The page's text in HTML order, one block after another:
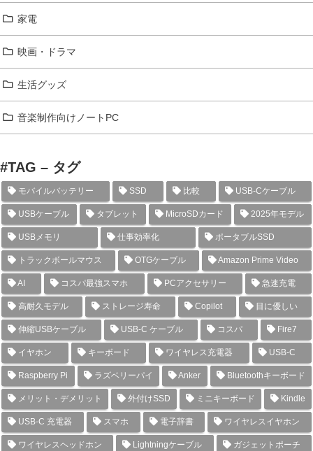
家電
映画・ドラマ
生活グッズ
音楽制作向けノートPC
#TAG – タグ
モバイルバッテリー SSD 比較 USB-Cケーブル
USBケーブル タブレット MicroSDカード 2025年モデル
USBメモリ 仕事効率化 ポータブルSSD
トラックボールマウス OTGケーブル Amazon Prime Video
AI コスパ最強スマホ PCアクセサリー 急速充電
高耐久モデル ストレージ寿命 Copilot 目に優しい
伸縮USBケーブル USB-C ケーブル コスパ Fire7
イヤホン キーボード ワイヤレス充電器 USB-C
Raspberry Pi ラズベリーパイ Anker Bluetoothキーボード
メリット・デメリット 外付けSSD ミニキーボード Kindle
USB-C 充電器 スマホ 電子辞書 ワイヤレスイヤホン
ワイヤレスヘッドホン Lightningケーブル ガジェットポーチ